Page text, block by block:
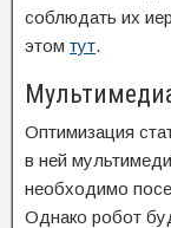
соблюдать их
этом тут.
Оптимизация
в ней
необходимо
Однако робот